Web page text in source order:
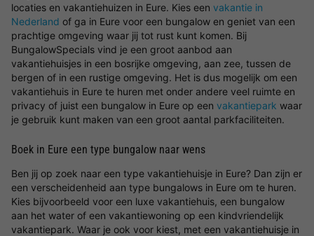
locaties en vakantiehuizen in Eure. Kies een vakantie in
Nederland of ga in Eure voor een bungalow en geniet van een
prachtige omgeving waar jij tot rust kunt komen. Bij
BungalowSpecials vind je een groot aanbod aan
vakantiehuisjes in een bosrijke omgeving, aan zee, tussen de
bergen of in een rustige omgeving. Het is dus mogelijk om een
vakantiehuis in Eure te huren met onder andere veel ruimte en
privacy of juist een bungalow in Eure op een vakantiepark waar
je gebruik kunt maken van een groot aantal parkfaciliteiten.
Boek in Eure een type bungalow naar wens
Ben jij op zoek naar een type vakantiehuisje in Eure? Dan zijn er
een verscheidenheid aan type bungalows in Eure om te huren.
Kies bijvoorbeeld voor een luxe vakantiehuis, een bungalow
aan het water of een vakantiewoning op een kindvriendelijk
vakantiepark. Waar je ook voor kiest, met een vakantiehuisje in